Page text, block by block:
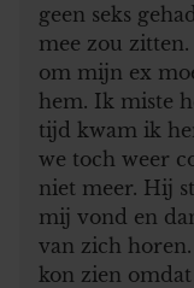
geen seks
mee zou
om mijn ex
hem. Ik miste
tijd kwam ik
we toch weer
niet meer. Hij
mij vond en
van zich
kon zien